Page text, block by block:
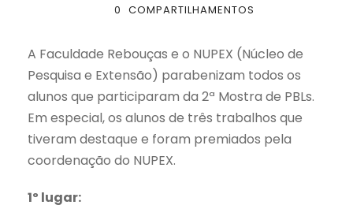
0 COMPARTILHAMENTOS
A Faculdade Rebouças e o NUPEX (Núcleo de
Pesquisa e Extensão) parabenizam todos os
alunos que participaram da 2ª Mostra de PBLs.
Em especial, os alunos de três trabalhos que
tiveram destaque e foram premiados pela
coordenação do NUPEX.
1º lugar: